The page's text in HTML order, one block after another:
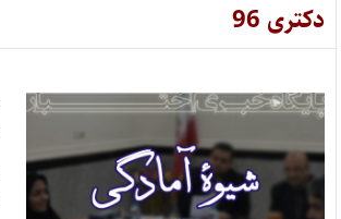
دکتری 96